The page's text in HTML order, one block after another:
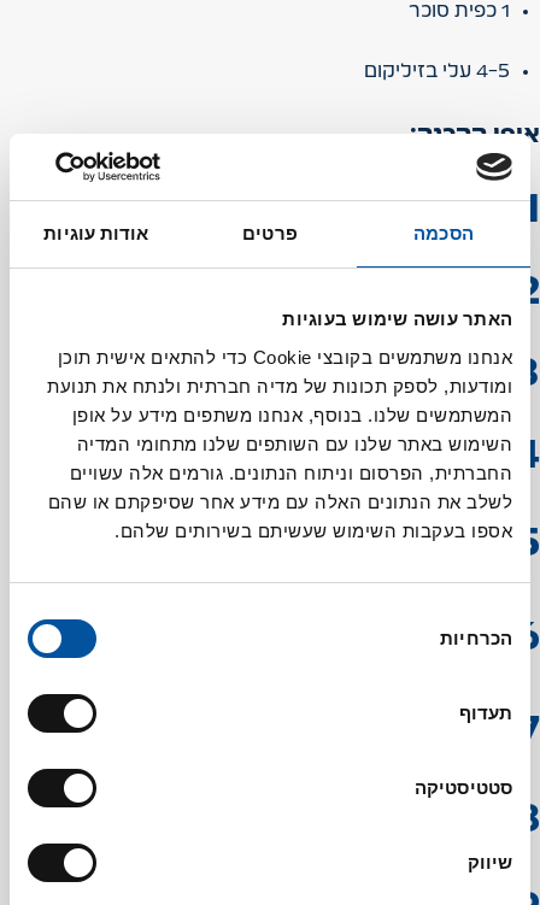
הסכמה פרטים אודות עוגיות
האתר עושה שימוש בעוגיות
אנחנו משתמשים בקובצי Cookie כדי להתאים אישית תוכן
ומודעות, לספק תכונות של מדיה חברתית ולנתח את תנועת
המשתמשים שלנו. בנוסף, אנחנו משתפים מידע על אופן
השימוש באתר שלנו עם השותפים שלנו מתחומי המדיה
החברתית, הפרסום וניתוח הנתונים. גורמים אלה עשויים
לשלב את הנתונים האלה עם מידע אחר שסיפקתם או שהם
אספו בעקבות השימוש שעשיתם בשירותים שלהם.
הסכמה
הכרחיות
תעדוף
סטטיסטיקה
שיווק
1 כפית סוכר
4-5 עלי בזיליקום
אופן ההכנה:
על כל מלבן מניחים אצבע גבינה, מגלגלים היטב
ומקפלים את השוליים כך שהמראה יהיה כמו אגרול.
מזרזפים מעט שמן זית על כל סיגר ומפזרים שומשום
קלוי.
מניחים את הסיגרים על נייר אפייה בתבנית ואופים בתנור
בחום של 170 מעלות טורבו במשך 12 דקות או עד
שמן הזית, מוסיפים את השום והעגבניות המגוררות
מתבלים במלח וסוכר, ואז מוסיפים את השמנת
המתוקה ומבשלים על להבה בינונית במשך 7-9 דקות
בצלחת שטוחה מניחים מצקת קטנה של רוטב הרוזה,